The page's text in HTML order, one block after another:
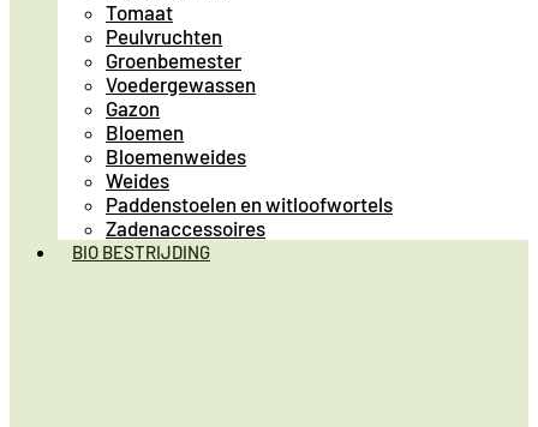
Tomaat
Peulvruchten
Groenbemester
Voedergewassen
Gazon
Bloemen
Bloemenweides
Weides
Paddenstoelen en witloofwortels
Zadenaccessoires
BIO BESTRIJDING